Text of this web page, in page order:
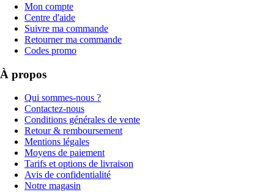
Mon compte
Centre d'aide
Suivre ma commande
Retourner ma commande
Codes promo
À propos
Qui sommes-nous ?
Contactez-nous
Conditions générales de vente
Retour & remboursement
Mentions légales
Moyens de paiement
Tarifs et options de livraison
Avis de confidentialité
Notre magasin